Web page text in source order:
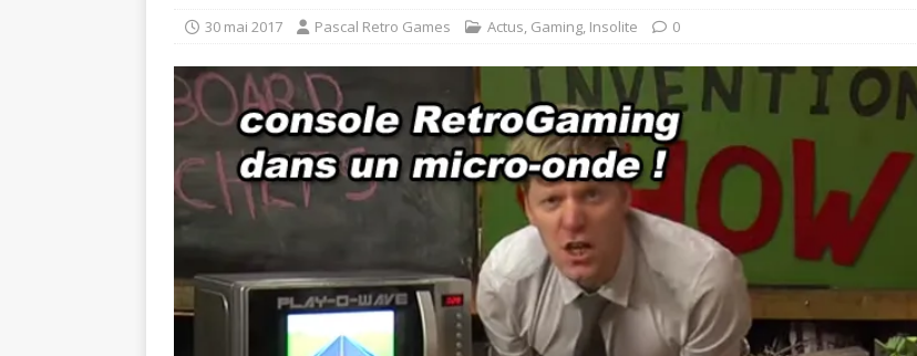
30 mai 2017 Pascal Retro Games Actus, Gaming, Insolite 0